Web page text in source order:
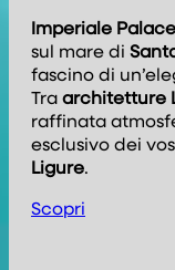
Imperiale
sul mare di
fascino di
Traarchitetture
raffinata
esclusivo dei
Ligure.
Scopri